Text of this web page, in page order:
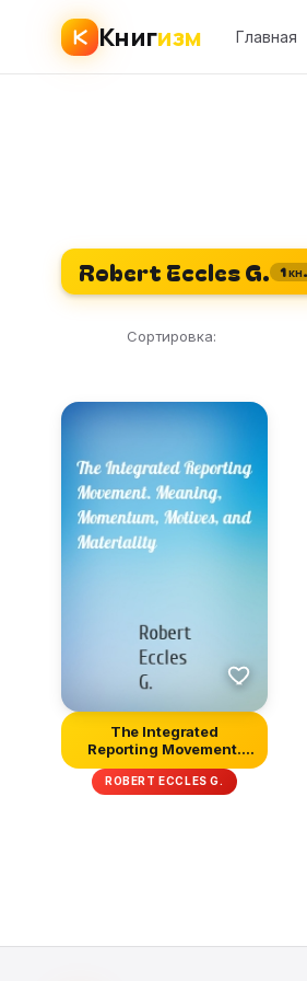
Книгизм Главная
Robert Eccles G. 1 кн.
Сортировка:
The Integrated
Reporting Movement.
Meaning, Moment...
ROBERT ECCLES G.